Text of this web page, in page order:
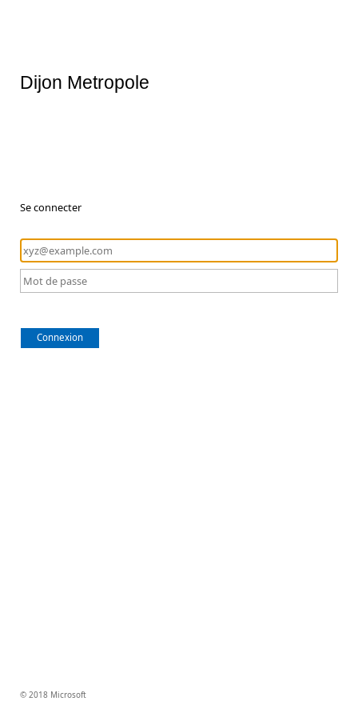
Dijon Metropole
Se connecter
Connexion
© 2018 Microsoft